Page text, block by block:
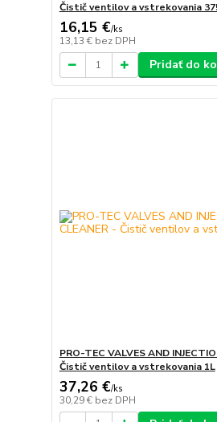
Čistič ventilov a vstrekovania
16,15 €/ks
13,13 € bez DPH
Pridať do
PRO-TEC VALVES AND
Čistič ventilov a vstrekovania 1L
37,26 €/ks
30,29 € bez DPH